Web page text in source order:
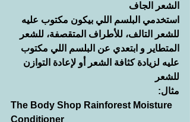
الشعر الجاف
استخدمي البلسم اللي بيكون مكتوب عليه
للشعر التالف، للأطراف المتقصفة، للشعر
المتطاير و ابتعدي عن البلسم اللي مكتوب
عليه لزيادة كثافة الشعر أو لإعادة التوازن
للشعر
مثال:
The Body Shop Rainforest Moisture
Conditioner